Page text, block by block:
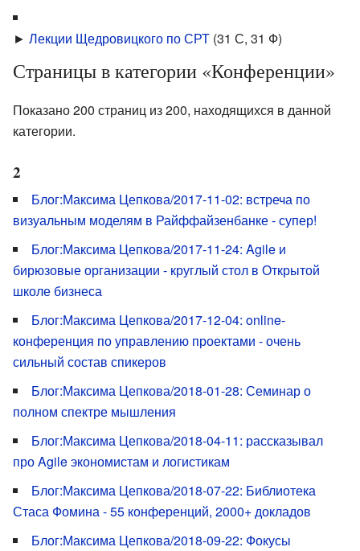
► Лекции Щедровицкого по СРТ (31 С, 31 Ф)
Страницы в категории «Конференции»
Показано 200 страниц из 200, находящихся в данной
категории.
2
Блог:Максима Цепкова/2017-11-02: встреча по
визуальным моделям в Райффайзенбанке - супер!
Блог:Максима Цепкова/2017-11-24: Agile и
бирюзовые организации - круглый стол в Открытой
школе бизнеса
Блог:Максима Цепкова/2017-12-04: online-
конференция по управлению проектами - очень
сильный состав спикеров
Блог:Максима Цепкова/2018-01-28: Семинар о
полном спектре мышления
Блог:Максима Цепкова/2018-04-11: рассказывал
про Agile экономистам и логистикам
Блог:Максима Цепкова/2018-07-22: Библиотека
Стаса Фомина - 55 конференций, 2000+ докладов
Блог:Максима Цепкова/2018-09-22: Фокусы